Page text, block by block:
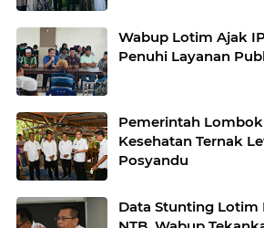
Wabup Lotim Ajak
Penuhi Layanan
Pemerintah
Kesehatan Ternak
Posyandu
Data Stunting Lotim